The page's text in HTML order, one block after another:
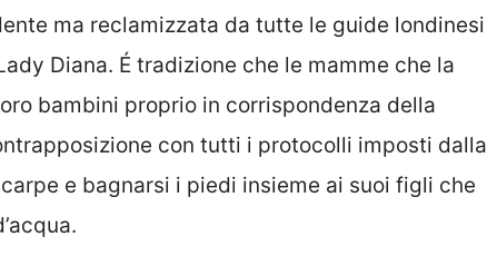
ma reclamizzata da tutte le guide londinesi
Diana. É tradizione che le mamme che la
bambini proprio in corrispondenza della
con tutti i protocolli imposti dalla
e bagnarsi i piedi insieme ai suoi figli che